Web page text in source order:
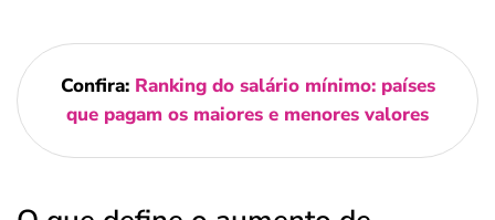
Confira: Ranking do salário mínimo: países
que pagam os maiores e menores valores